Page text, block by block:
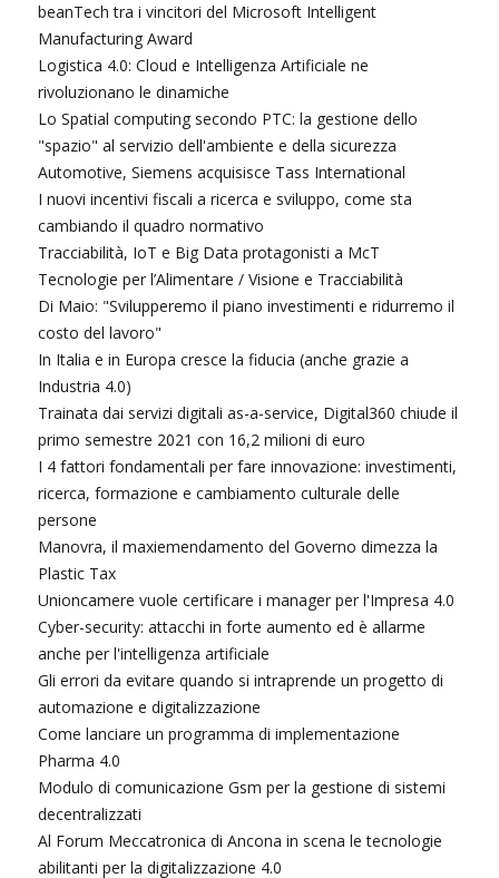
beanTech tra i vincitori del Microsoft Intelligent
Manufacturing Award
Logistica 4.0: Cloud e Intelligenza Artificiale ne
rivoluzionano le dinamiche
Lo Spatial computing secondo PTC: la gestione dello
"spazio" al servizio dell'ambiente e della sicurezza
Automotive, Siemens acquisisce Tass International
I nuovi incentivi fiscali a ricerca e sviluppo, come sta
cambiando il quadro normativo
Tracciabilità, IoT e Big Data protagonisti a McT
Tecnologie per l’Alimentare / Visione e Tracciabilità
Di Maio: "Svilupperemo il piano investimenti e ridurremo il
costo del lavoro"
In Italia e in Europa cresce la fiducia (anche grazie a
Industria 4.0)
Trainata dai servizi digitali as-a-service, Digital360 chiude il
primo semestre 2021 con 16,2 milioni di euro
I 4 fattori fondamentali per fare innovazione: investimenti,
ricerca, formazione e cambiamento culturale delle
persone
Manovra, il maxiemendamento del Governo dimezza la
Plastic Tax
Unioncamere vuole certificare i manager per l'Impresa 4.0
Cyber-security: attacchi in forte aumento ed è allarme
anche per l'intelligenza artificiale
Gli errori da evitare quando si intraprende un progetto di
automazione e digitalizzazione
Come lanciare un programma di implementazione
Pharma 4.0
Modulo di comunicazione Gsm per la gestione di sistemi
decentralizzati
Al Forum Meccatronica di Ancona in scena le tecnologie
abilitanti per la digitalizzazione 4.0